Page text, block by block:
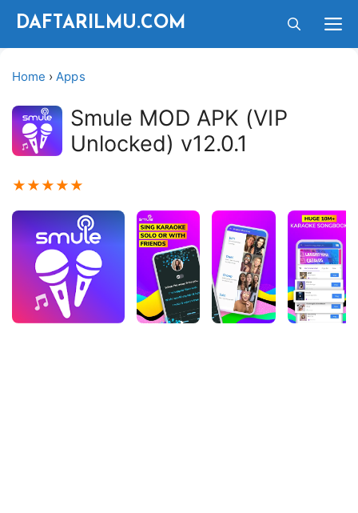
Langsung
DAFTARILMU.COM
Home ›Apps
Smule MOD APK (VIP
Unlocked) v12.0.1
★ ★ ★ ★ ★